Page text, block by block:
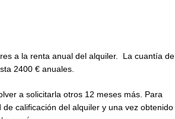
a la renta anual del alquiler. La cuantía de
2400 € anuales.
a solicitarla otros 12 meses más. Para
calificación del alquiler y una vez obtenido